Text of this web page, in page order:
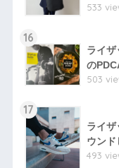
533
16
ライ
の
503
17
ライ
ウンド
493